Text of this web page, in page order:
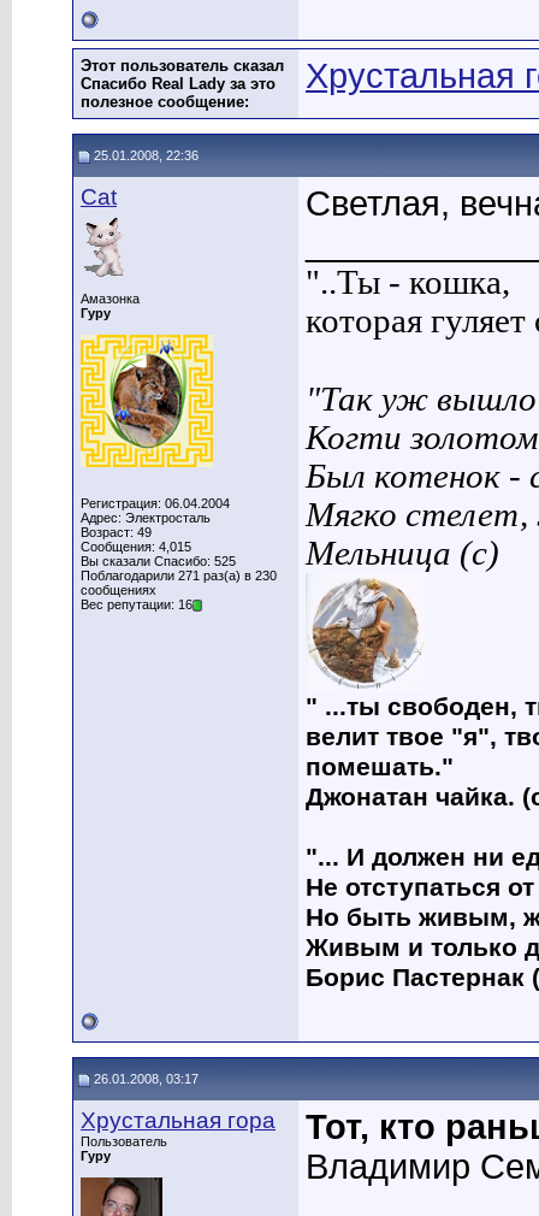
Этот пользователь сказал
Спасибо Real Lady за это
полезное сообщение:
Хрустальная
25.01.2008, 22:36
Cat
Амазонка
Гуру
Регистрация: 06.04.2004
Адрес: Электросталь
Возраст: 49
Сообщения: 4,015
Вы сказали Спасибо: 525
Поблагодарили 271 раз(а) в 230
сообщениях
Вес репутации: 16
Светлая,
"..Ты - кошка,
которая
"Так уж вышло
Когти
Был котенок -
Мягко
Мельница (с)
" ...ты свободен,
велит твое "я",
помешать."
Джонатан чайка.
"... И должен ни
Не отступаться
Но быть живым,
Живым и только
Борис Пастернак
26.01.2008, 03:17
Хрустальная гора
Пользователь
Гуру
Тот, кто
Владимир